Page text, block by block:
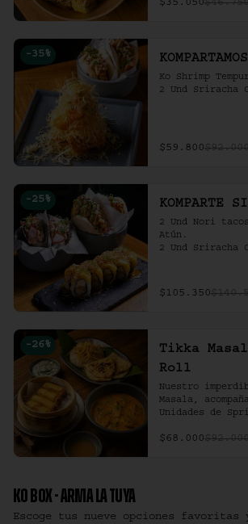
$35.050$46.750
-35 % KOMPARTAMOS
Ko Shrimp
2 Und Sriracha
$59.800$92.000
-25 % KOMPARTE
2 Und Nori
Atún.
2 Und Sriracha
$105.350
-26 %
Tikka
Roll
Nuestro
Masala,
Unidades de
$68.000$92.000
KO BOX - ARMA LA TUYA
Escoge tus nueve opciones favoritas